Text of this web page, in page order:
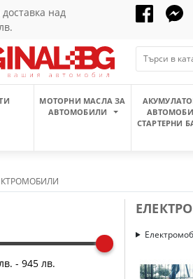
над
МОТОРНИ МАСЛА ЗА
АВТОМОБИЛИ
СТАРТЕРНИ